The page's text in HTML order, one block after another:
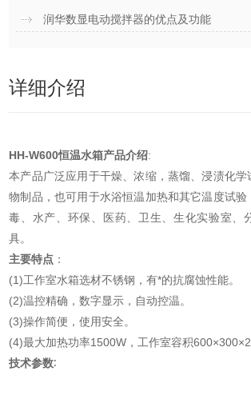
润华数显电动搅拌器的优点及功能
详细介绍
HH-W600恒温水箱产品介绍:
本产品广泛应用于干燥、浓缩，蒸馏、浸渍化
物制品，也可用于水浴恒温加热和其它温度试验
毒、水产、环保、医药、卫生、生化实验室、
具。
主要特点 ：
(1)工作室水箱选材不锈钢，有*的抗腐蚀性能。
(2)温控精确，数字显示，自动控温。
(3)操作简便，使用安全。
(4)最大加热功率1500W，工作室容积
技术参数∶